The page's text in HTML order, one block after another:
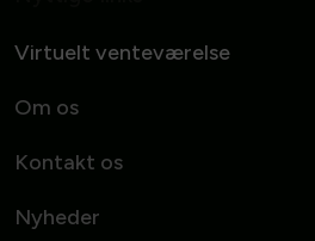
Virtuelt venteværelse
Om os
Kontakt os
Nyheder